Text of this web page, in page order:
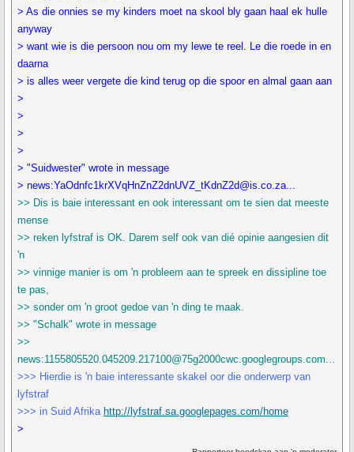
> As die onnies se my kinders moet na skool bly gaan haal ek hulle
anyway
> want wie is die persoon nou om my lewe te reel. Le die roede in en
daarna
> is alles weer vergete die kind terug op die spoor en almal gaan aan
>
>
>
>
> "Suidwester" wrote in message
> news:YaOdnfc1krXVqHnZnZ2dnUVZ_tKdnZ2d@is.co.za...
>> Dis is baie interessant en ook interessant om te sien dat meeste
mense
>> reken lyfstraf is OK. Darem self ook van dié opinie aangesien dit
'n
>> vinnige manier is om 'n probleem aan te spreek en dissipline toe
te pas,
>> sonder om 'n groot gedoe van 'n ding te maak.
>> "Schalk" wrote in message
>>
news:1155805520.045209.217100@75g2000cwc.googlegroups.com...
>>> Hierdie is 'n baie interessante skakel oor die onderwerp van
lyfstraf
>>> in Suid Afrika http://lyfstraf.sa.googlepages.com/home
>